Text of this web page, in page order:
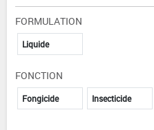
FORMULATION
Liquide
FONCTION
Fongicide Insecticide